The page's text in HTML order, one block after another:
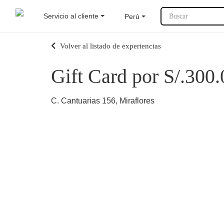
Servicio al cliente Perú Buscar
Volver al listado de experiencias
Gift Card por S/
C. Cantuarias 156, Miraflores